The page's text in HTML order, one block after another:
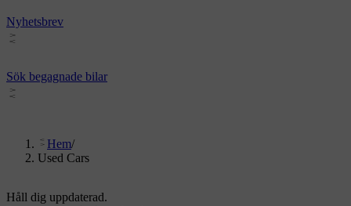
Nyhetsbrev
Sök begagnade bilar
Hem/
Used Cars